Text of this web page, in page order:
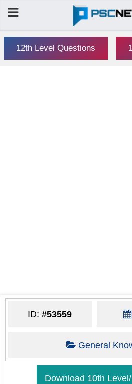
12th Level Questions
ID:#53559
General
Download 10th